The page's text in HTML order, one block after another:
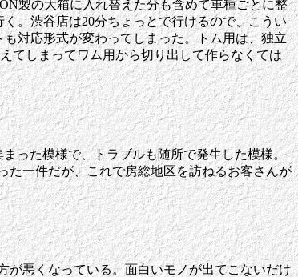
製の大箱に入れ替えた分も含めて車種ごとに整
。渋谷店は20分ちょっとで行けるので、こうい
対応形式が変わってしまった。トム用は、独立
てしまってワム用から切り出して作らなくては
った模様で、トラブルも随所で発生した模様。
た一件だが、これで房総地区を訪ねるお客さんが
が悪くなっている。面白いモノが出てこないだけ